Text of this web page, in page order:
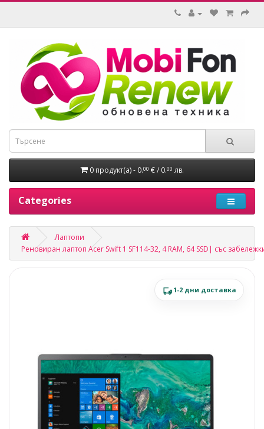
0 продукт(а) - 0.00 € / 0.00 лв.
Categories
Лаптопи
Реновиран лаптоп Acer Swift 1 SF114-32, 4 RAM, 64 SSD| със
1-2 дни доставка